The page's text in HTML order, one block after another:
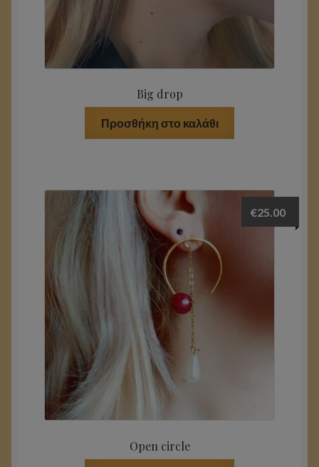
Big drop
Προσθήκη στο καλάθι
Open circle
€25.00